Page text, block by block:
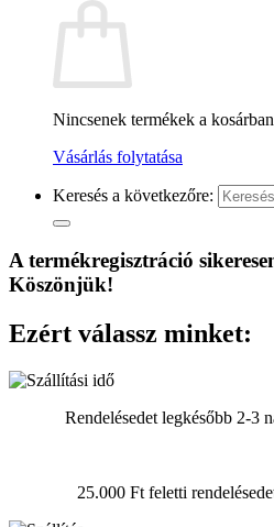
Nincsenek termékek a
Vásárlás folytatása
Keresés a következőre:
A termékregisztráció
Köszönjük!
Ezért válassz minket:
Rendelésedet legkésőbb 2-3
25.000 Ft feletti